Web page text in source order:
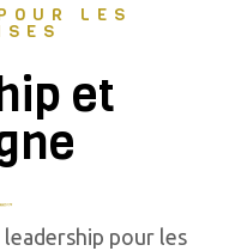
LES
et
pour les